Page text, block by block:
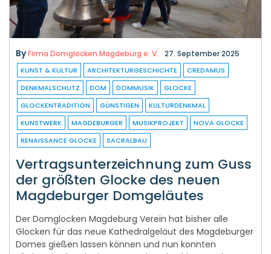
By Firma Domglocken Magdeburg e. V. 27. September 2025
DENKMALSCHUTZ
DOM DOMMUSIK
GLOCKE
GLOCKENTRADITION
GÜNSTIGEN
KULTURDENKMAL
KUNSTWERK
MAGDEBURGER MUSIKPROJEKT
NOVA GLOCKE
RENAISSANCE GLOCKE
SACRALBAU
Vertragsunterzeichnung zum Guss
der größten Glocke des neuen
Magdeburger Domgeläutes
Der Domglocken Magdeburg Verein hat bisher alle
Domes gießen lassen können und nun konnten
Fördermittel und private Spenden akquiriert werden,
sodass es zur Vertragsunterzeichnung der größten 14 t